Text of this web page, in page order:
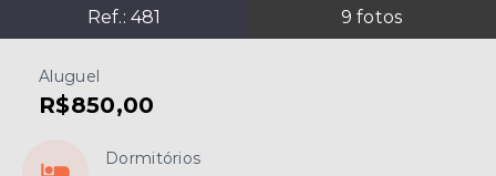
Ref.: 481 9 fotos
Aluguel
R$850,00
Dormitórios